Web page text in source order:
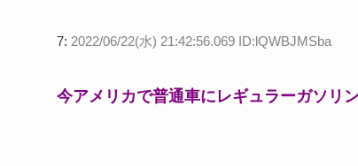
7: 2022/06/22(水) 21:42:56.069 ID:lQWBJMSba
今アメリカで普通車にレギュラーガソリ